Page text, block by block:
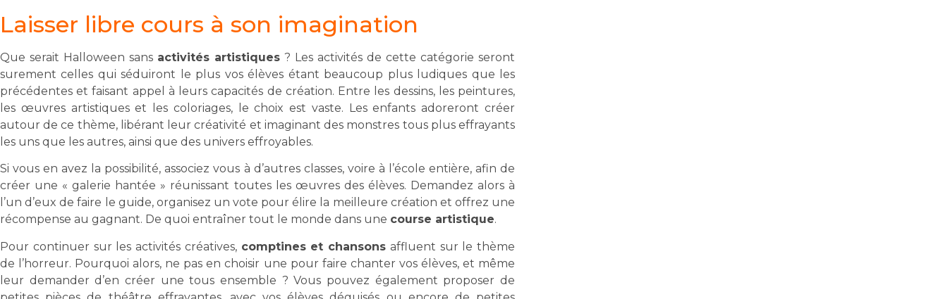
Laisser libre cours à son imagination
Que serait Halloween sans activités artistiques ? Les activités de cette catégorie seront
surement celles qui séduiront le plus vos élèves étant beaucoup plus ludiques que les
précédentes et faisant appel à leurs capacités de création. Entre les dessins, les peintures,
les œuvres artistiques et les coloriages, le choix est vaste. Les enfants adoreront créer
autour de ce thème, libérant leur créativité et imaginant des monstres tous plus effrayants
les uns que les autres, ainsi que des univers effroyables.
Si vous en avez la possibilité, associez vous à d’autres classes, voire à l’école entière, afin de
créer une « galerie hantée » réunissant toutes les œuvres des élèves. Demandez alors à
l’un d’eux de faire le guide, organisez un vote pour élire la meilleure création et offrez une
récompense au gagnant. De quoi entraîner tout le monde dans une course artistique.
Pour continuer sur les activités créatives, comptines et chansons affluent sur le thème
de l’horreur. Pourquoi alors, ne pas en choisir une pour faire chanter vos élèves, et même
leur demander d’en créer une tous ensemble ? Vous pouvez également proposer de